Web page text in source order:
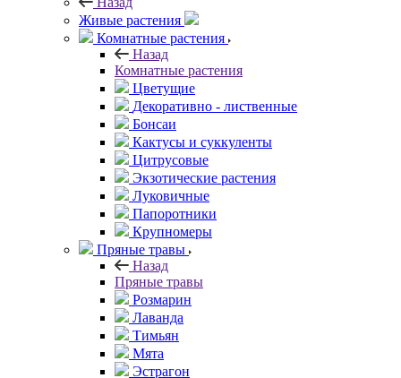
Живые растения
Комнатные растения
Назад
Комнатные растения
Цветущие
Декоративно - лиственные
Бонсаи
Кактусы и суккуленты
Цитрусовые
Экзотические растения
Луковичные
Папоротники
Крупномеры
Пряные травы
Назад
Пряные травы
Розмарин
Лаванда
Тимьян
Мята
Эстрагон